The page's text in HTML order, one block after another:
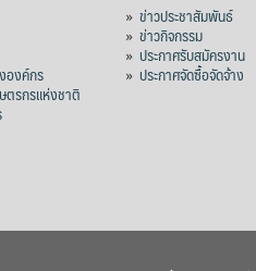
องค์กร
ตรกรแห่งชาติ
»ข่าวประชาสัมพันธ์
»ข่าวกิจกรรม
»ประกาศรับสมัครงาน
»ประกาศจัดซื้อจัดจ้าง